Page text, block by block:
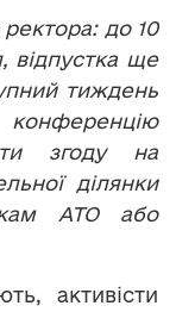
до 10
відпустка ще
тиждень
згоду на
ділянки
АТО або
активісти